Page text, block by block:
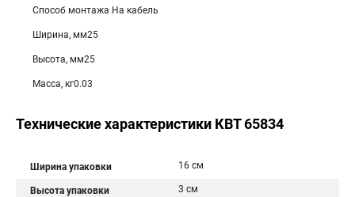
Способ монтажа На кабель
Ширина, мм25
Высота, мм25
Масса, кг0.03
Технические характеристики КВТ 65834
Ширина упаковки 16 см
Высота упаковки 3 см